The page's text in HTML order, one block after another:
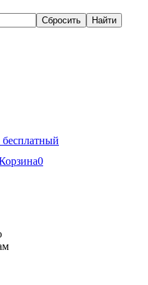
Сбросить
Найти
бесплатный
0